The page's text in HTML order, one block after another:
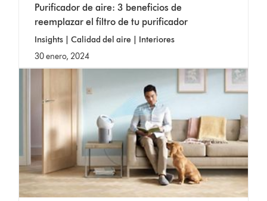
Purificador de aire: 3 beneficios de
reemplazar el filtro de tu purificador
Insights | Calidad del aire | Interiores
30 enero, 2024